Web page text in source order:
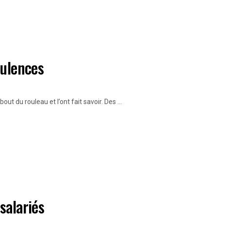
du rouleau et l’ont fait savoir. Des ...